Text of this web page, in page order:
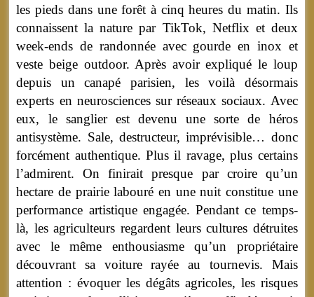
les pieds dans une forêt à cinq heures du matin. Ils
connaissent la nature par TikTok, Netflix et deux
week-ends de randonnée avec gourde en inox et
veste beige outdoor. Après avoir expliqué le loup
depuis un canapé parisien, les voilà désormais
experts en neurosciences sur réseaux sociaux. Avec
eux, le sanglier est devenu une sorte de héros
antisystème. Sale, destructeur, imprévisible… donc
forcément authentique. Plus il ravage, plus certains
l’admirent. On finirait presque par croire qu’un
hectare de prairie labouré en une nuit constitue une
performance artistique engagée. Pendant ce temps-
là, les agriculteurs regardent leurs cultures détruites
avec le même enthousiasme qu’un propriétaire
découvrant sa voiture rayée au tournevis. Mais
attention : évoquer les dégâts agricoles, les risques